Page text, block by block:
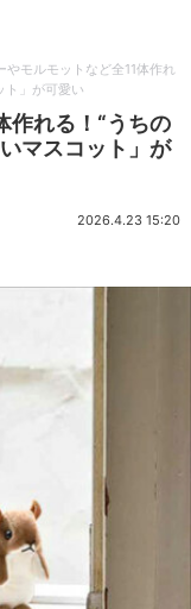
やモルモットなど全11体作れ
ト」が可愛い
作れる！“うちの
マスコット」が
2026.4.23 15:20